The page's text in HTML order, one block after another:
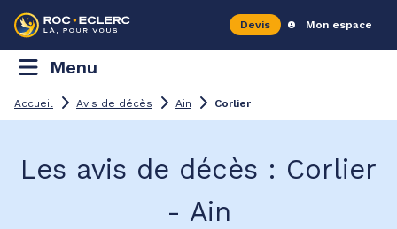
Devis Mon espace
Menu
Accueil Avis de décès Ain Corlier
Les avis de décès : Corlier
- Ain